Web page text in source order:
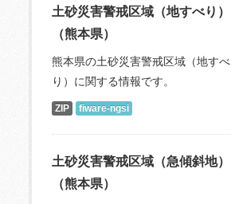
土砂災害警戒区域（地すべり）
（熊本県）
熊本県の土砂災害警戒区域（地すべ
り）に関する情報です。
ZIP fiware-ngsi
土砂災害警戒区域（急傾斜地）
（熊本県）